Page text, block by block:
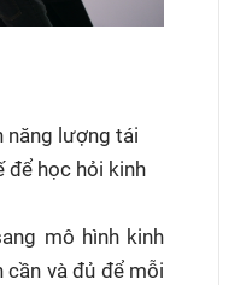
năng lượng tái
để học hỏi kinh
mô hình kinh
cần và đủ để mỗi